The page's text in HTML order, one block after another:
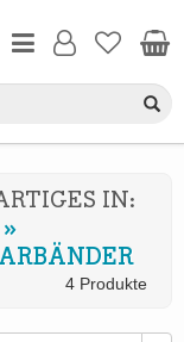
IN:
»
4 Produkte